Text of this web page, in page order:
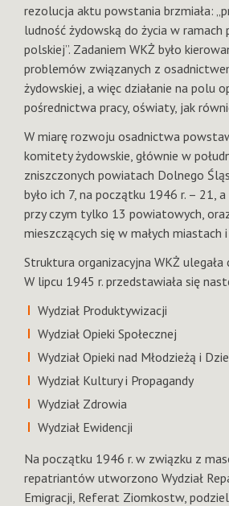
rezolucja aktu powstania brzmiała:
ludność żydowską do życia w
polskiej”. Zadaniem WKŻ było
problemów związanych z
żydowskiej, a więc działanie na polu
pośrednictwa pracy, oświaty, jak
W miarę rozwoju osadnictwa
komitety żydowskie, głównie w
zniszczonych powiatach Dolnego
było ich 7, na początku 1946 r. – 21,
przy czym tylko 13 powiatowych,
mieszczących się w małych miastach
Struktura organizacyjna WKŻ
W lipcu 1945 r. przedstawiała się
Wydział Produktywizacji
Wydział Opieki Społecznej
Wydział Opieki nad Młodzieżą i
Wydział Kultury i Propagandy
Wydział Zdrowia
Wydział Ewidencji
Na początku 1946 r. w związku z
repatriantów utworzono Wydział
Emigracji, Referat Ziomkostw,